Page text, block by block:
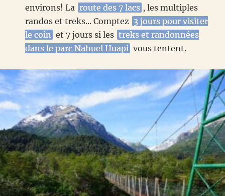
environs! La route des 7 lacs , les multiples
randos et treks... Comptez 3 jours pour visiter
le coin et 7 jours si les treks et randonnées
dans le parc Nahuel Huapi vous tentent.